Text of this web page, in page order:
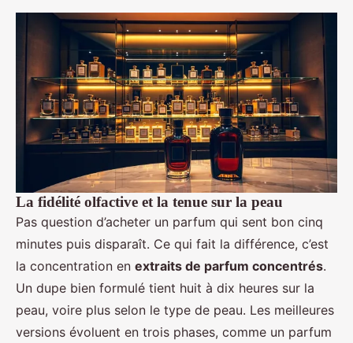
La fidélité olfactive et la tenue sur la peau
Pas question d’acheter un parfum qui sent bon cinq
minutes puis disparaît. Ce qui fait la différence, c’est
la concentration en extraits de parfum concentrés.
Un dupe bien formulé tient huit à dix heures sur la
peau, voire plus selon le type de peau. Les meilleures
versions évoluent en trois phases, comme un parfum